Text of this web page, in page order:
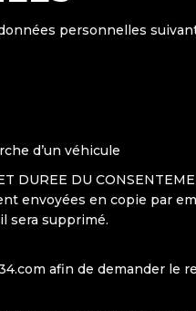
personnelles
d’un véhicule
DUREE DU
envoyées en copie par
sera supprimé.
afin de demander le